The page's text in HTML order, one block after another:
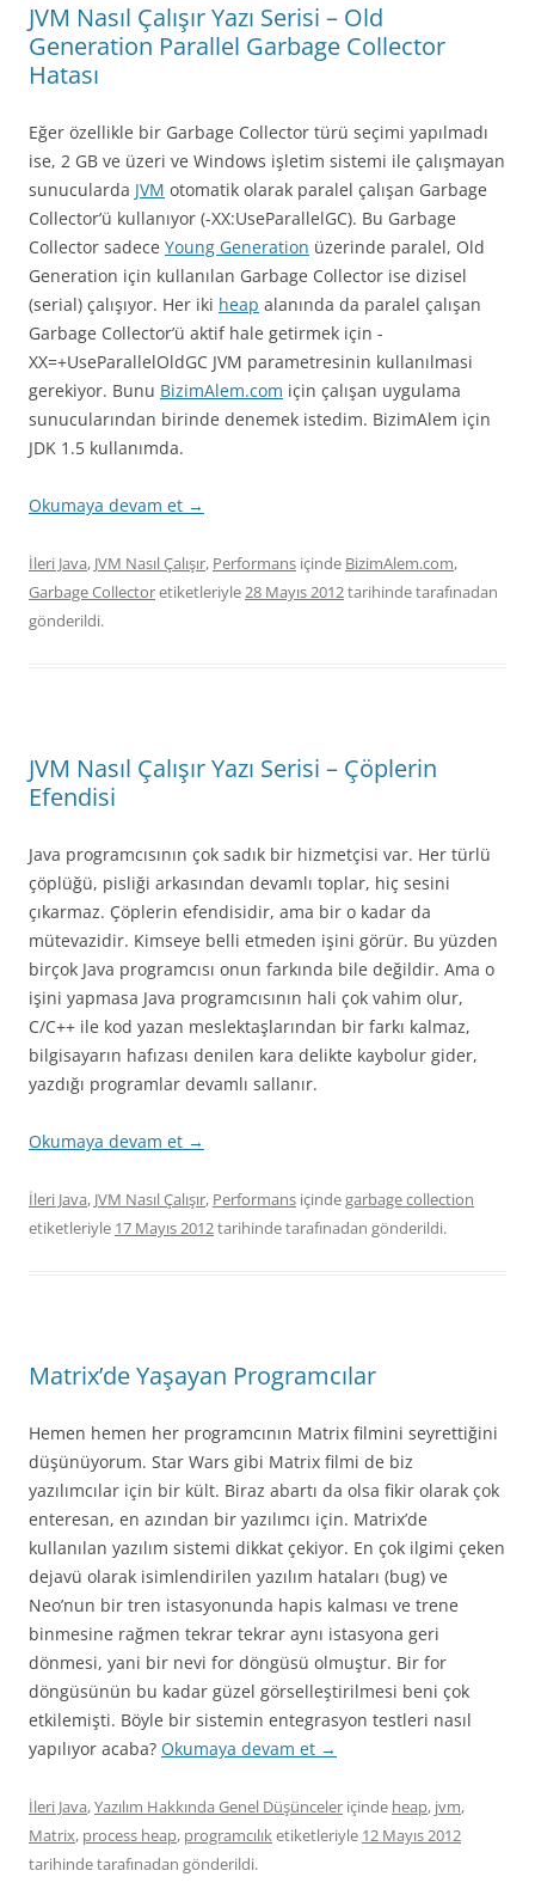
JVM Nasıl Çalışır Yazı Serisi – Old
Generation Parallel Garbage Collector
Hatası
Eğer özellikle bir Garbage Collector türü seçimi yapılmadı
ise, 2 GB ve üzeri ve Windows işletim sistemi ile çalışmayan
sunucularda JVM otomatik olarak paralel çalışan Garbage
Collector’ü kullanıyor (-XX:UseParallelGC). Bu Garbage
Collector sadece Young Generation üzerinde paralel, Old
Generation için kullanılan Garbage Collector ise dizisel
(serial) çalışıyor. Her iki heap alanında da paralel çalışan
Garbage Collector’ü aktif hale getirmek için -
XX=+UseParallelOldGC JVM parametresinin kullanılmasi
gerekiyor. Bunu BizimAlem.com için çalışan uygulama
sunucularından birinde denemek istedim. BizimAlem için
JDK 1.5 kullanımda.
Okumaya devam et →
İleri Java, JVM Nasıl Çalışır, Performans içinde BizimAlem.com,
Garbage Collectoretiketleriyle28 Mayıs 2012tarihindetarafınadan
gönderildi.
JVM Nasıl Çalışır Yazı Serisi – Çöplerin
Efendisi
Java programcısının çok sadık bir hizmetçisi var. Her türlü
çöplüğü, pisliği arkasından devamlı toplar, hiç sesini
çıkarmaz. Çöplerin efendisidir, ama bir o kadar da
mütevazidir. Kimseye belli etmeden işini görür. Bu yüzden
birçok Java programcısı onun farkında bile değildir. Ama o
işini yapmasa Java programcısının hali çok vahim olur,
C/C++ ile kod yazan meslektaşlarından bir farkı kalmaz,
bilgisayarın hafızası denilen kara delikte kaybolur gider,
yazdığı programlar devamlı sallanır.
Okumaya devam et →
İleri Java, JVM Nasıl Çalışır, Performans içindegarbage collection
etiketleriyle 17 Mayıs 2012tarihindetarafınadan gönderildi.
Matrix’de Yaşayan Programcılar
Hemen hemen her programcının Matrix filmini seyrettiğini
düşünüyorum. Star Wars gibi Matrix filmi de biz
yazılımcılar için bir kült. Biraz abartı da olsa fikir olarak çok
enteresan, en azından bir yazılımcı için. Matrix’de
kullanılan yazılım sistemi dikkat çekiyor. En çok ilgimi çeken
dejavü olarak isimlendirilen yazılım hataları (bug) ve
Neo’nun bir tren istasyonunda hapis kalması ve trene
binmesine rağmen tekrar tekrar aynı istasyona geri
dönmesi, yani bir nevi for döngüsü olmuştur. Bir for
döngüsünün bu kadar güzel görselleştirilmesi beni çok
etkilemişti. Böyle bir sistemin entegrasyon testleri nasıl
yapılıyor acaba? Okumaya devam et →
İleri Java,Yazılım Hakkında Genel Düşünceler içinde heap, jvm,
Matrix, process heap, programcılıketiketleriyle 12 Mayıs 2012
tarihindetarafınadan gönderildi.